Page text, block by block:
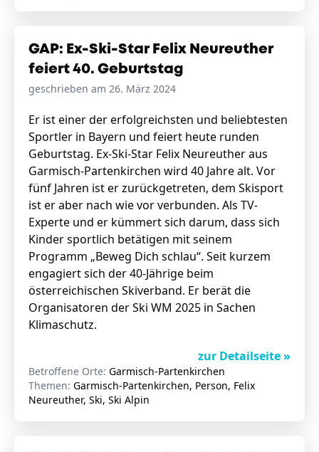
GAP: Ex-Ski-Star Felix Neureuther
feiert 40. Geburtstag
geschrieben am 26. März 2024
Er ist einer der erfolgreichsten und beliebtesten
Sportler in Bayern und feiert heute runden
Geburtstag. Ex-Ski-Star Felix Neureuther aus
Garmisch-Partenkirchen wird 40 Jahre alt. Vor
fünf Jahren ist er zurückgetreten, dem Skisport
ist er aber nach wie vor verbunden. Als TV-
Experte und er kümmert sich darum, dass sich
Kinder sportlich betätigen mit seinem
Programm „Beweg Dich schlau“. Seit kurzem
engagiert sich der 40-Jährige beim
österreichischen Skiverband. Er berät die
Organisatoren der Ski WM 2025 in Sachen
Klimaschutz.
zur Detailseite »
Betroffene Orte: Garmisch-Partenkirchen
Themen: Garmisch-Partenkirchen, Person, Felix
Neureuther, Ski, Ski Alpin